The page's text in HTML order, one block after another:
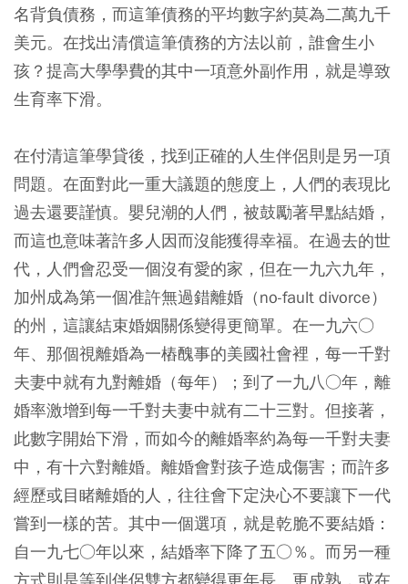
名背負債務，而這筆債務的平均數字約莫為二萬九千
美元。在找出清償這筆債務的方法以前，誰會生小
孩？提高大學學費的其中一項意外副作用，就是導致
生育率下滑。
在付清這筆學貸後，找到正確的人生伴侶則是另一項
問題。在面對此一重大議題的態度上，人們的表現比
過去還要謹慎。嬰兒潮的人們，被鼓勵著早點結婚，
而這也意味著許多人因而沒能獲得幸福。在過去的世
代，人們會忍受一個沒有愛的家，但在一九六九年，
加州成為第一個准許無過錯離婚（no-fault divorce）
的州，這讓結束婚姻關係變得更簡單。在一九六○
年、那個視離婚為一樁醜事的美國社會裡，每一千對
夫妻中就有九對離婚（每年）；到了一九八○年，離
婚率激增到每一千對夫妻中就有二十三對。但接著，
此數字開始下滑，而如今的離婚率約為每一千對夫妻
中，有十六對離婚。離婚會對孩子造成傷害；而許多
經歷或目睹離婚的人，往往會下定決心不要讓下一代
嘗到一樣的苦。其中一個選項，就是乾脆不要結婚：
自一九七○年以來，結婚率下降了五○％。而另一種